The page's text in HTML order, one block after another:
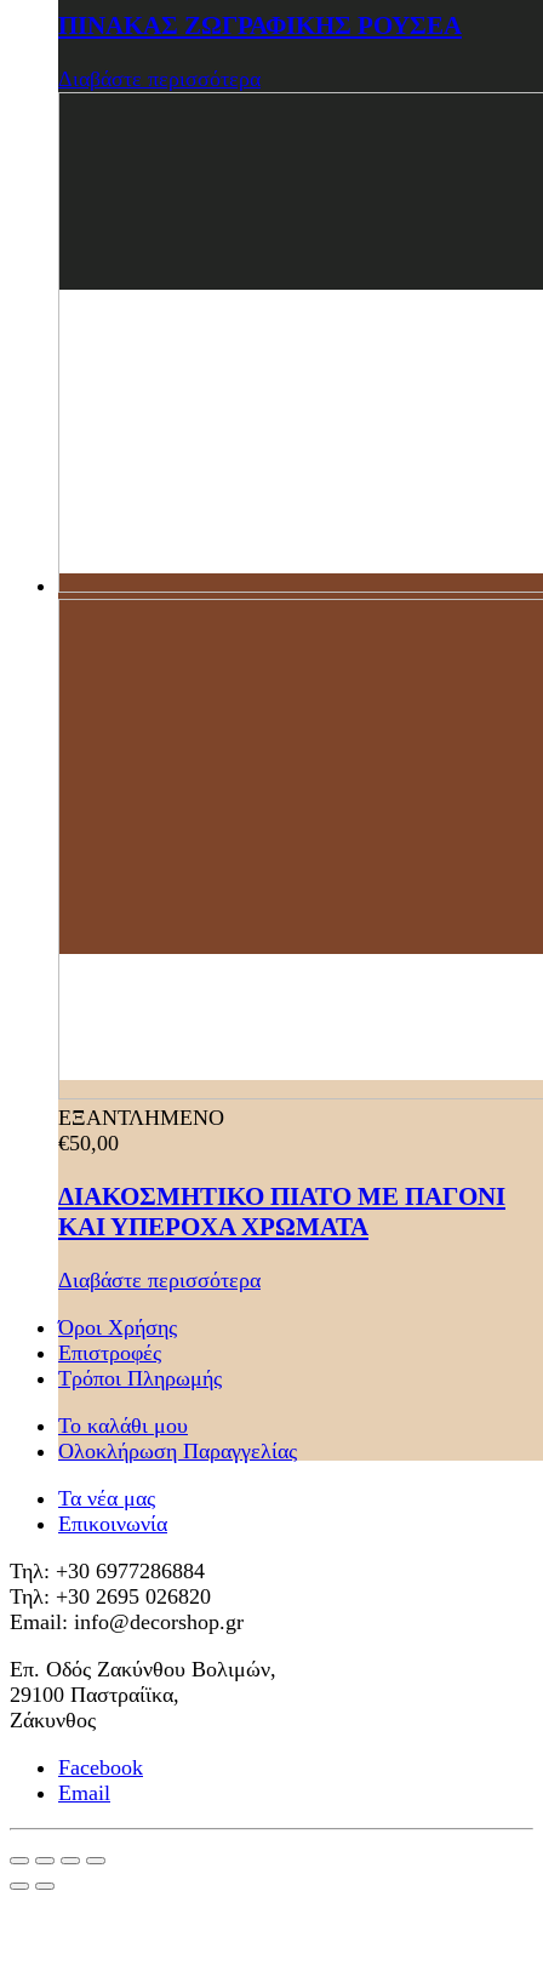
ΠΙΝΑΚΑΣ ΖΩΓΡΑΦΙΚΗΣ ΡΟΥΣΕΑ
Διαβάστε περισσότερα
ΕΞΑΝΤΛΗΜΕΝΟ
€50,00
ΔΙΑΚΟΣΜΗΤΙΚΟ ΠΙΑΤΟ ΜΕ ΠΑΓΟΝΙ
ΚΑΙ ΥΠΕΡΟΧΑ ΧΡΩΜΑΤΑ
Διαβάστε περισσότερα
Όροι Χρήσης
Επιστροφές
Τρόποι Πληρωμής
Το καλάθι μου
Ολοκλήρωση Παραγγελίας
Τα νέα μας
Επικοινωνία
Τηλ: +30 6977286884
Τηλ: +30 2695 026820
Email: info@decorshop.gr
Επ. Οδός Ζακύνθου Βολιμών,
29100 Παστραίϊκα,
Ζάκυνθος
Facebook
Email